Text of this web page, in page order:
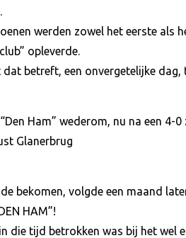
werden zowel het eerste als
opleverde.
betreft, een onvergetelijke dag,
Ham” wederom, nu na een
Glanerbrug
bekomen, volgde een maand
HAM”!
die tijd betrokken was bij het wel